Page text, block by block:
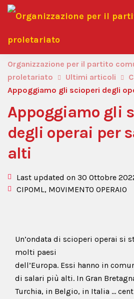
Organizzazione per il partito
proletariato
Ultimi articoli
Appoggiamo gli scioperi degli
Appoggiamo gli
degli operai per
alti
Last updated on 30 Ottobre
CIPOML, MOVIMENTO OPERAIO
Un’ondata di scioperi operai si
molti paesi
dell’Europa. Essi hanno in
di salari più alti. In Gran
Turchia, in Belgio, in Italia …